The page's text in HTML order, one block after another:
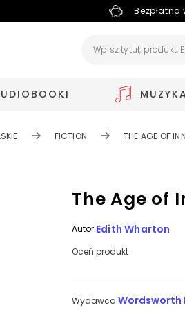
Bezpłatna
FICTION THE AGE OF
The Age of
Autor:Edith Wharton
Oceń produkt
Wydawca:Wordsworth